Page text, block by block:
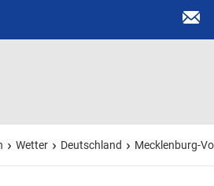
Wetter Deutschland Mecklenburg-